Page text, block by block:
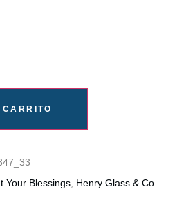
Your Blessings Henry Glass & Co.